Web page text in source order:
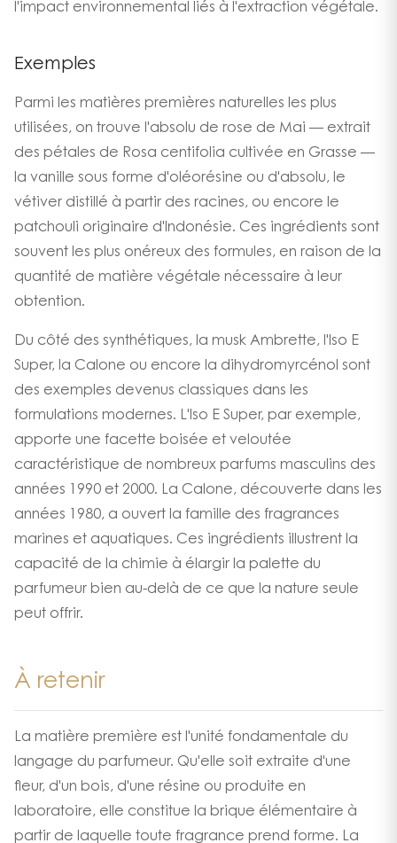
l'impact environnemental liés à l'extraction végétale.
Exemples
Parmi les matières premières naturelles les plus
utilisées, on trouve l'absolu de rose de Mai — extrait
des pétales de Rosa centifolia cultivée en Grasse —
la vanille sous forme d'oléorésine ou d'absolu, le
vétiver distillé à partir des racines, ou encore le
patchouli originaire d'Indonésie. Ces ingrédients sont
souvent les plus onéreux des formules, en raison de la
quantité de matière végétale nécessaire à leur
obtention.
Du côté des synthétiques, la musk Ambrette, l'Iso E
Super, la Calone ou encore la dihydromyrcénol sont
des exemples devenus classiques dans les
formulations modernes. L'Iso E Super, par exemple,
apporte une facette boisée et veloutée
caractéristique de nombreux parfums masculins des
années 1990 et 2000. La Calone, découverte dans les
années 1980, a ouvert la famille des fragrances
marines et aquatiques. Ces ingrédients illustrent la
capacité de la chimie à élargir la palette du
parfumeur bien au-delà de ce que la nature seule
peut offrir.
À retenir
La matière première est l'unité fondamentale du
langage du parfumeur. Qu'elle soit extraite d'une
fleur, d'un bois, d'une résine ou produite en
laboratoire, elle constitue la brique élémentaire à
partir de laquelle toute fragrance prend forme. La